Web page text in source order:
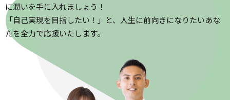
に潤いを手に入れましょう！
「自己実現を目指したい！」と、人生に前向きになりたいあな
たを全力で応援いたします。